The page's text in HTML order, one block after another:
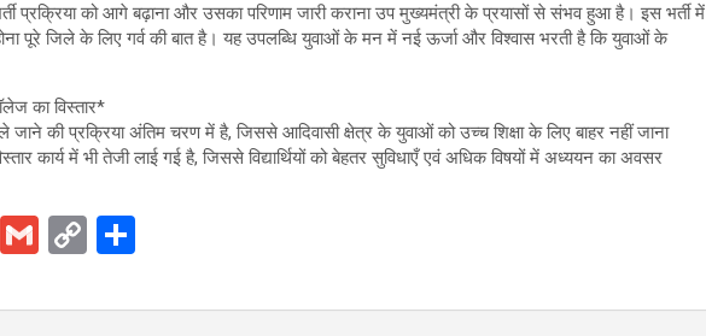
प्रक्रिया को आगे बढ़ाना और उसका परिणाम जारी कराना उप मुख्यमंत्री के प्रयासों से संभव हुआ है। इस भर्ती में
पूरे जिले के लिए गर्व की बात है। यह उपलब्धि युवाओं के मन में नई ऊर्जा और विश्वास भरती है कि युवाओं के
का विस्तार*
की प्रक्रिया अंतिम चरण में है, जिससे आदिवासी क्षेत्र के युवाओं को उच्च शिक्षा के लिए बाहर नहीं जाना
कार्य में भी तेजी लाई गई है, जिससे विद्यार्थियों को बेहतर सुविधाएँ एवं अधिक विषयों में अध्ययन का अवसर
T
G
ail
C
py ar